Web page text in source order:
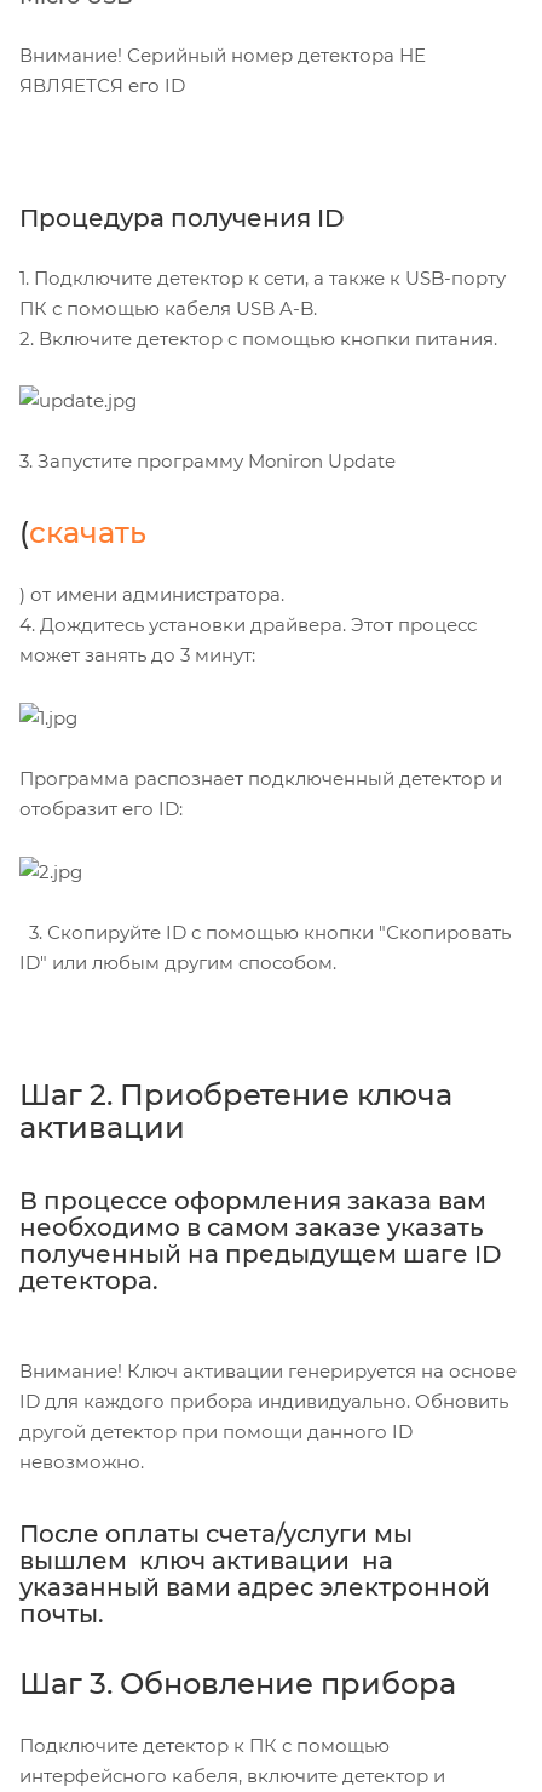
Внимание! Серийный номер детектора НЕ
ЯВЛЯЕТСЯ его ID
Процедура получения ID
1. Подключите детектор к сети, а также к USB-порту
ПК с помощью кабеля USB A-B.
2. Включите детектор с помощью кнопки питания.
3. Запустите программу Moniron Update
(скачать
) от имени администратора.
4. Дождитесь установки драйвера. Этот процесс
может занять до 3 минут:
Программа распознает подключенный детектор и
отобразит его ID:
3. Скопируйте ID с помощью кнопки "Скопировать
ID" или любым другим способом.
Шаг 2. Приобретение ключа
активации
В процессе оформления заказа вам
необходимо в самом заказе указать
полученный на предыдущем шаге ID
детектора.
Внимание! Ключ активации генерируется на основе
ID для каждого прибора индивидуально. Обновить
другой детектор при помощи данного ID
невозможно.
После оплаты счета/услуги мы
вышлем ключ активации на
указанный вами адрес электронной
почты.
Шаг 3. Обновление прибора
Подключите детектор к ПК с помощью
интерфейсного кабеля, включите детектор и